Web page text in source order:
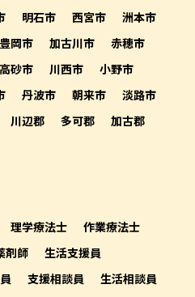
明石市 西宮市
洲本市
豊岡市 加古川市
赤穂市
高砂市 川西市
小野市
丹波市 朝来市
淡路市
川辺郡 多可郡
加古郡
理学療法士
作業療法士
剤師
生活支援員
支援相談員
生活相談員